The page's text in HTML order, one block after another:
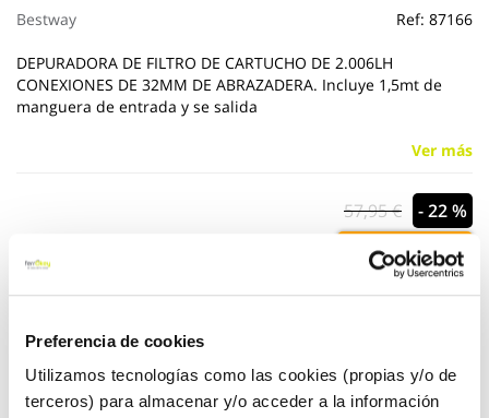
Preferencia de cookies
Utilizamos tecnologías como las cookies (propias y/o de
terceros) para almacenar y/o acceder a la información
Bestway Ref: 87166
DEPURADORA DE FILTRO DE CARTUCHO DE 2.006LH
CONEXIONES DE 32MM DE ABRAZADERA. Incluye 1,5mt de
manguera de entrada y se salida
Ver más
57,95 € - 22 %
44,95 €
imágenes